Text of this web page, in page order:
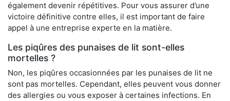
également devenir répétitives. Pour vous assurer d’une
victoire définitive contre elles, il est important de faire
appel à une entreprise experte en la matière.
Les piqûres des punaises de lit sont-elles
mortelles ?
Non, les piqûres occasionnées par les punaises de lit ne
sont pas mortelles. Cependant, elles peuvent vous donner
des allergies ou vous exposer à certaines infections. En